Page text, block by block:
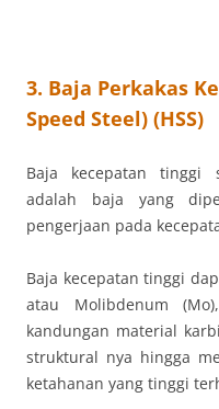
3. Baja Perkakas
Speed Steel) (HSS)
Baja kecepatan tinggi
adalah baja yang
pengerjaan pada
Baja kecepatan tinggi
atau Molibdenum
kandungan material
struktural nya hingga
ketahanan yang tinggi